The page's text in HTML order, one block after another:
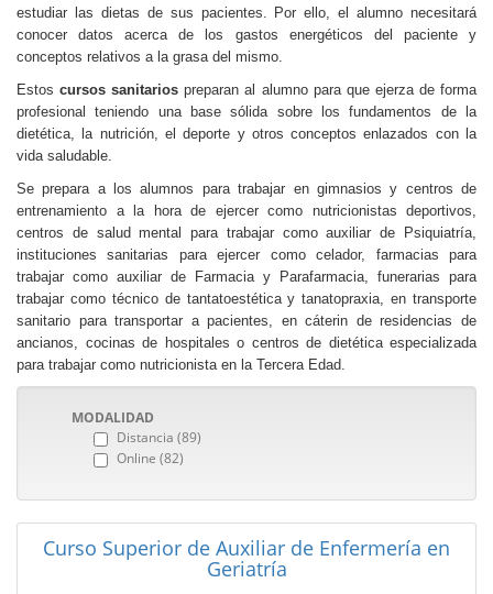
estudiar las dietas de sus pacientes. Por ello, el alumno necesitará
conocer datos acerca de los gastos energéticos del paciente y
conceptos relativos a la grasa del mismo.
Estoscursos sanitarios preparan al alumno para que ejerza de forma
profesional teniendo una base sólida sobre los fundamentos de la
dietética, la nutrición, el deporte y otros conceptos enlazados con la
vida saludable.
Se prepara a los alumnos para trabajar en gimnasios y centros de
entrenamiento a la hora de ejercer como nutricionistas deportivos,
centros de salud mental para trabajar como auxiliar de Psiquiatría,
instituciones sanitarias para ejercer como celador, farmacias para
trabajar como auxiliar de Farmacia y Parafarmacia, funerarias para
trabajar como técnico de tantatoestética y tanatopraxia, en transporte
sanitario para transportar a pacientes, en cáterin de residencias de
ancianos, cocinas de hospitales o centros de dietética especializada
para trabajar como nutricionista en la Tercera Edad.
MODALIDAD
Distancia (89)
Online (82)
Curso Superior de Auxiliar de Enfermería en
Geriatría